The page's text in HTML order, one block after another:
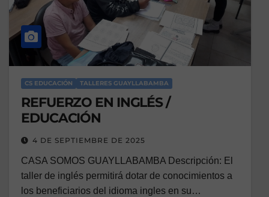
CS EDUCACIÓN TALLERES GUAYLLABAMBA
REFUERZO EN INGLÉS /
EDUCACIÓN
4 DE SEPTIEMBRE DE 2025
CASA SOMOS GUAYLLABAMBA Descripción: El
taller de inglés permitirá dotar de conocimientos a
los beneficiarios del idioma ingles en su…